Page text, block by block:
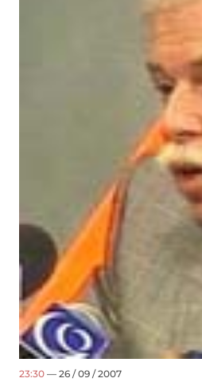
23:30 — 26 / 09 / 2007